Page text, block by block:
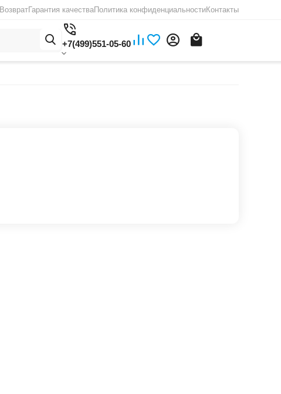
ВозвратГарантия качестваПолитика конфиденциальностиКонтакты
+7(499)551-05-60